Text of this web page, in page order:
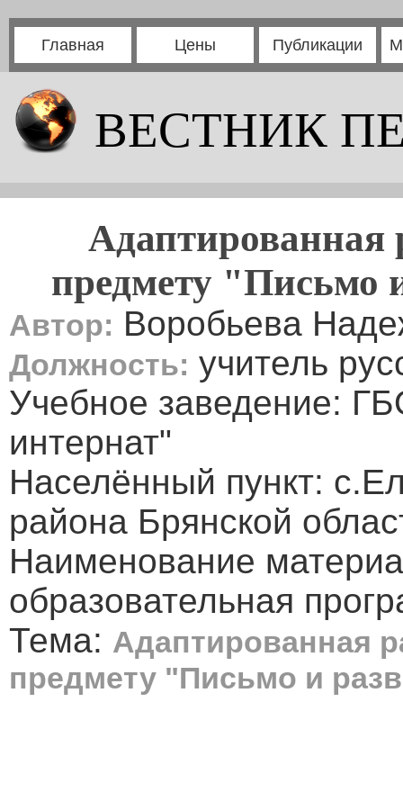
Главная Цены Публикации
ВЕСТНИК
Адаптированная
предмету "Письмо
Автор: Воробьева
Должность: учитель
Учебное заведение:
интернат"
Населённый пункт:
района Брянской
Наименование
образовательная
Тема: Адаптированная
предмету "Письмо и